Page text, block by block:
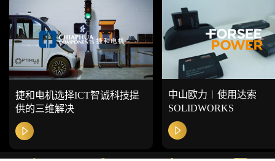
捷和电机选择ICT智诚科技提
供的三维解决
中山欧力︱使用达索
SOLIDWORKS